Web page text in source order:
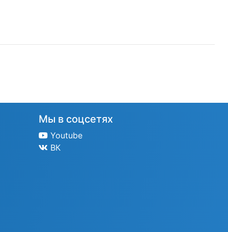
Мы в соцсетях
Youtube
ВК